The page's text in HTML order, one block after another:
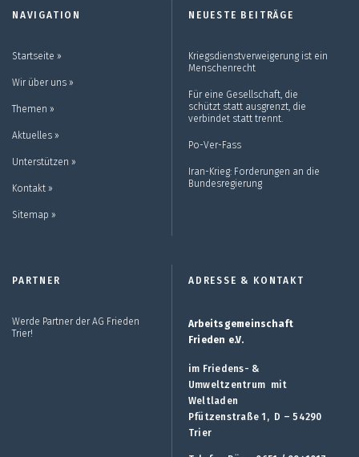
NAVIGATION
Startseite ››
Wir über uns ››
Themen ››
Aktuelles ››
Unterstützen ››
Kontakt ››
Sitemap ››
NEUESTE BEITRÄGE
Kriegsdienstverweigerung ist ein
Menschenrecht
Für eine Gesellschaft, die
schützt statt ausgrenzt, die
verbindet statt trennt.
Po-Ver-Fass
Iran-Krieg: Forderungen an die
Bundesregierung
PARTNER
Werde Partner der AG Frieden
Trier!
ADRESSE & KONTAKT
Arbeitsgemeinschaft
Frieden e.V.
im Friedens- &
Umweltzentrum mit
Weltladen
Pfützenstraße 1, D – 54290
Trier